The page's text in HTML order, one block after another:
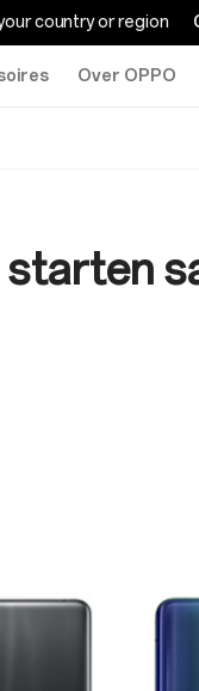
country or region
Over OPPO
starten